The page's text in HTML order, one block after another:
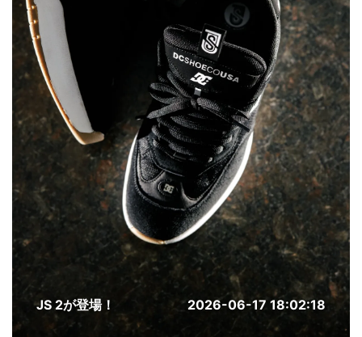
JS 2が登場！ 2026-06-17 18:02:18